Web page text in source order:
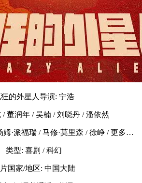
的外星人导演: 宁浩
/ 董润年 / 吴楠 / 刘晓丹 / 潘依然
姆·派福瑞 / 马修·莫里森 / 徐峥 / 更多…
类型: 喜剧 / 科幻
国家/地区: 中国大陆